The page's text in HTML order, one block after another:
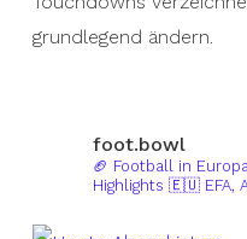
grundlegend ändern.
foot.bowl
🏈 Football in
Highlights 🇪🇺 EFA,